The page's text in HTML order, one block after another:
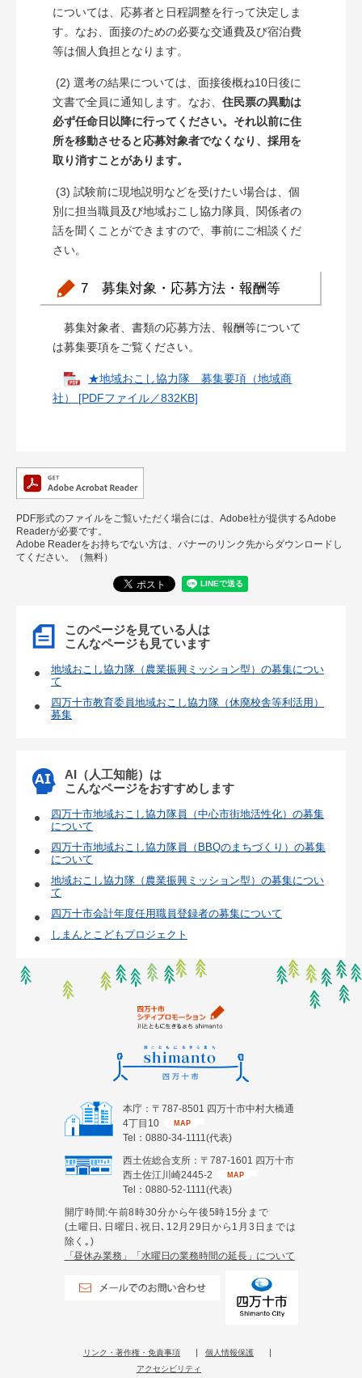
については、応募者と日程調整を行って決定しま
す。なお、面接のための必要な交通費及び宿泊費
等は個人負担となります。
(2) 選考の結果については、面接後概ね10日後に
文書で全員に通知します。なお、 住民票の異動は
必ず任命日以降に行ってください。それ以前に住
所を移動させると応募対象者でなくなり、採用を
取り消すことがあります。
(3) 試験前に現地説明などを受けたい場合は、個
別に担当職員及び地域おこし協力隊員、関係者の
話を聞くことができますので、事前にご相談くだ
さい。
7 募集対象・応募方法・報酬等
募集対象者、書類の応募方法、報酬等について
は募集要項をご覧ください。
★地域おこし協力隊 募集要項（地域商
社） [PDFファイル／832KB]
PDF形式のファイルをご覧いただく場合には、Adobe社が提供するAdobe
Readerが必要です。
Adobe Readerをお持ちでない方は、バナーのリンク先からダウンロードし
てください。（無料）
このページを見ている人は
こんなページも見ています
地域おこし協力隊（農業振興ミッション型）の募集につい
て
四万十市教育委員地域おこし協力隊（休廃校舎等利活用）
募集
AI（人工知能）は
こんなページをおすすめします
四万十市地域おこし協力隊員（中心市街地活性化）の募集
について
四万十市地域おこし協力隊員（BBQのまちづくり）の募集
について
地域おこし協力隊（農業振興ミッション型）の募集につい
て
四万十市会計年度任用職員登録者の募集について
しまんとこどもプロジェクト
本庁：〒787-8501 四万十市中村大橋通
4丁目10
MAP
Tel：0880-34-1111(代表)
西土佐総合支所：〒787-1601 四万十市
西土佐江川崎2445-2
MAP
Tel：0880-52-1111(代表)
開庁時間:午前8時30分から午後5時15分まで
(土曜日､日曜日､祝日､12月29日から1月3日までは
除く｡)
「昼休み業務」「水曜日の業務時間の延長」について
リンク・著作権・免責事項
個人情報保護
アクセシビリティ